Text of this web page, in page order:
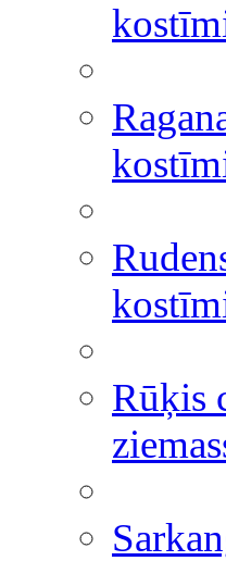
Rūķis